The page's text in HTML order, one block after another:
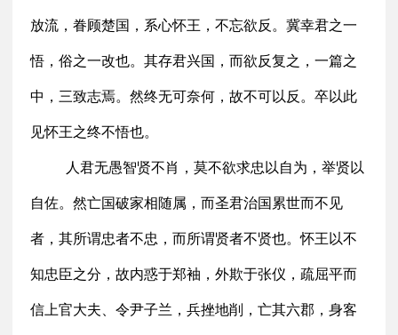
放流，眷顾楚国，系心怀王，不忘欲反。冀幸君之一
悟，俗之一改也。其存君兴国，而欲反复之，一篇之
中，三致志焉。然终无可奈何，故不可以反。卒以此
见怀王之终不悟也。
人君无愚智贤不肖，莫不欲求忠以自为，举贤以
自佐。然亡国破家相随属，而圣君治国累世而不见
者，其所谓忠者不忠，而所谓贤者不贤也。怀王以不
知忠臣之分，故内惑于郑袖，外欺于张仪，疏屈平而
信上官大夫、令尹子兰，兵挫地削，亡其六郡，身客